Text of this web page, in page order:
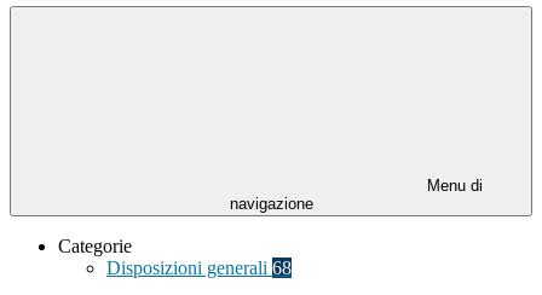
Menu di
navigazione
Categorie
Disposizioni generali 68